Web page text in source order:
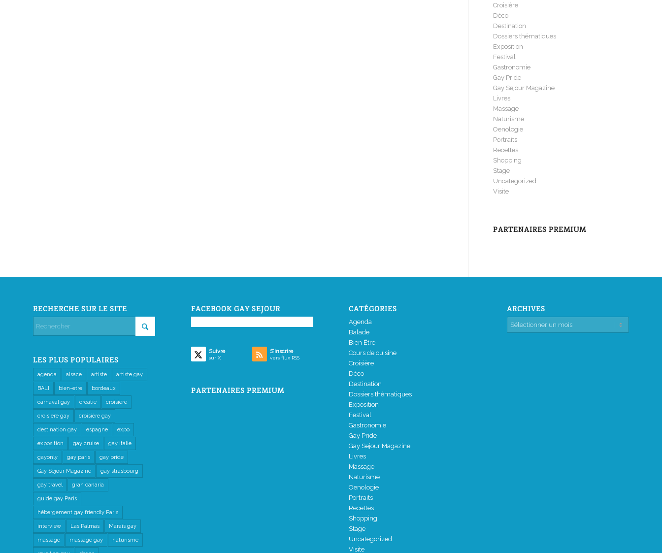
Croisière
Déco
Destination
Dossiers thématiques
Exposition
Festival
Gastronomie
Gay Pride
Gay Sejour Magazine
Livres
Massage
Naturisme
Oenologie
Portraits
Recettes
Shopping
Stage
Uncategorized
Visite
PARTENAIRES PREMIUM
RECHERCHE SUR LE SITE
LES PLUS POPULAIRES
agenda alsace artiste artiste gay
BALI bien-etre bordeaux
carnaval gay croatie croisiere
croisiere gay croisière gay
destination gay espagne expo
exposition gay cruise gay italie
gayonly gay paris gay pride
Gay Sejour Magazine gay strasbourg
gay travel gran canaria
guide gay Paris
hébergement gay friendly Paris
interview Las Palmas Marais gay
massage massage gay naturisme
FACEBOOK GAY SEJOUR
Suivre
sur X
S’inscrire
vers flux RSS
PARTENAIRES PREMIUM
CATÉGORIES
Agenda
Balade
Bien Être
Cours de cuisine
Croisière
Déco
Destination
Dossiers thématiques
Exposition
Festival
Gastronomie
Gay Pride
Gay Sejour Magazine
Livres
Massage
Naturisme
Oenologie
Portraits
Recettes
Shopping
Stage
Uncategorized
Visite
ARCHIVES